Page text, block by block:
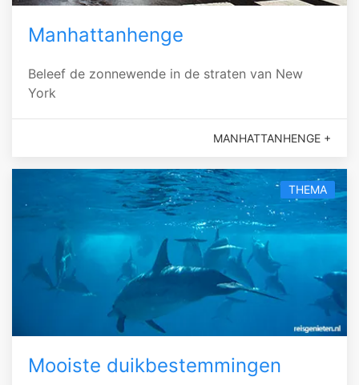
Manhattanhenge
Beleef de zonnewende in de straten van New
York
MANHATTANHENGE +
THEMA
Mooiste duikbestemmingen